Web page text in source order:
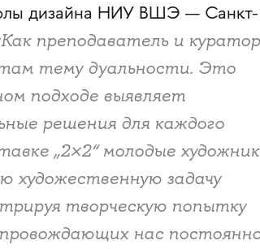
дизайна НИУ ВШЭ — Санкт-
преподаватель и куратор
тему дуальности. Это
подходе выявляет
решения для каждого
„2×2“ молодые
художественную задачу
творческую попытку
нас